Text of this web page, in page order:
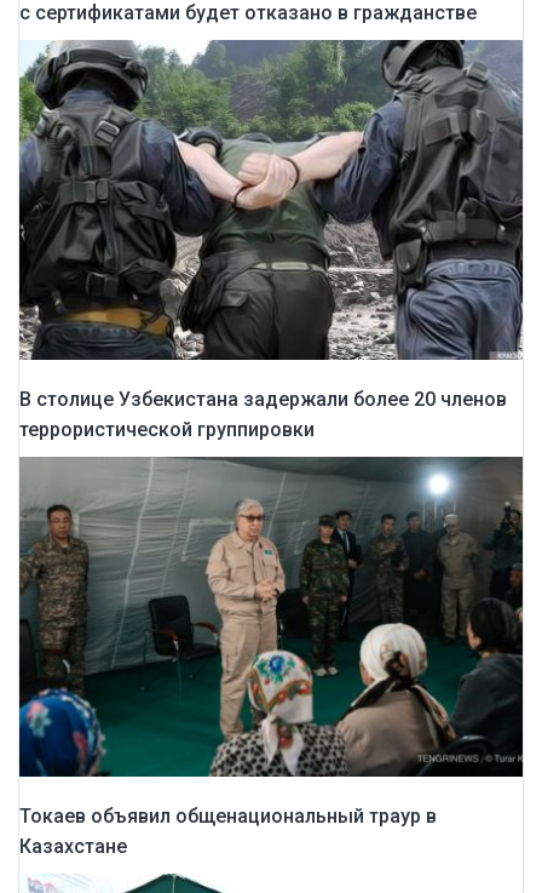
с сертификатами будет отказано в гражданстве
В столице Узбекистана задержали более 20 членов
террористической группировки
Токаев объявил общенациональный траур в
Казахстане